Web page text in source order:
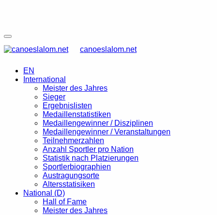
canoeslalom.net
EN
International
Meister des Jahres
Sieger
Ergebnislisten
Medaillenstatistiken
Medaillengewinner / Disziplinen
Medaillengewinner / Veranstaltungen
Teilnehmerzahlen
Anzahl Sportler pro Nation
Statistik nach Platzierungen
Sportlerbiographien
Austragungsorte
Altersstatisiken
National (D)
Hall of Fame
Meister des Jahres